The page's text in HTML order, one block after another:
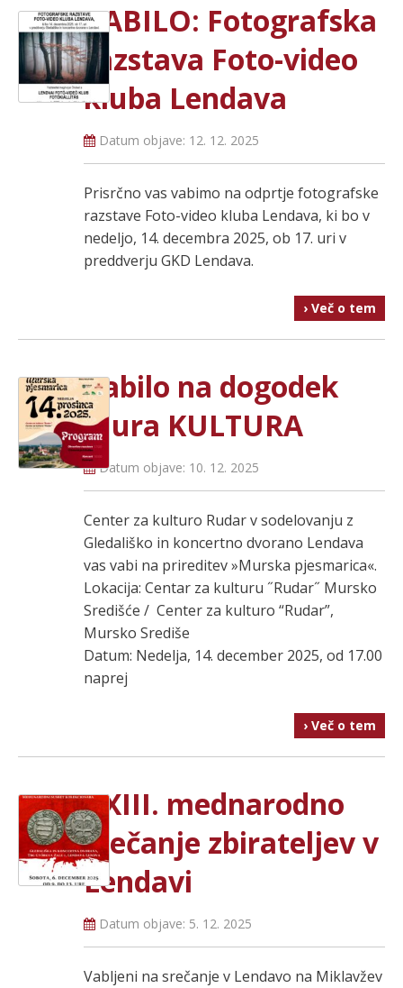
VABILO: Fotografska
razstava Foto-video
kluba Lendava
Datum objave: 12. 12. 2025
Prisrčno vas vabimo na odprtje fotografske
razstave Foto-video kluba Lendava, ki bo v
nedeljo, 14. decembra 2025, ob 17. uri v
preddverju GKD Lendava.
› Več o tem
Vabilo na dogodek
Mura KULTURA
Datum objave: 10. 12. 2025
Center za kulturo Rudar v sodelovanju z
Gledališko in koncertno dvorano Lendava
vas vabi na prireditev »Murska pjesmarica«.
Lokacija: Centar za kulturu ˝Rudar˝ Mursko
Središće / Center za kulturo “Rudar”,
Mursko Središe
Datum: Nedelja, 14. december 2025, od 17.00
naprej
› Več o tem
XXIII. mednarodno
srečanje zbirateljev v
Lendavi
Datum objave: 5. 12. 2025
Vabljeni na srečanje v Lendavo na Miklavžev